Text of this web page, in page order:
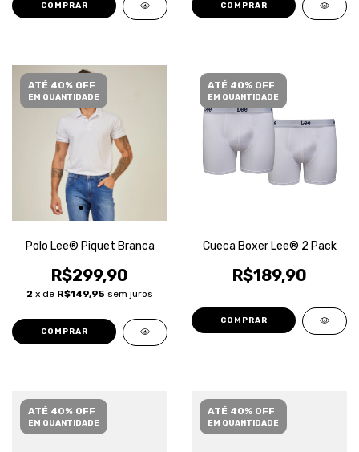
COMPRAR COMPRAR
ATÉ 40% OFF
EM QUANTIDADE
Polo Lee® Piquet Branca
R$299,90
2 x de R$149,95 sem juros
COMPRAR
ATÉ 40% OFF
EM QUANTIDADE
Cueca Boxer Lee® 2 Pack
R$189,90
COMPRAR
ATÉ 40% OFF
EM QUANTIDADE
ATÉ 40% OFF
EM QUANTIDADE